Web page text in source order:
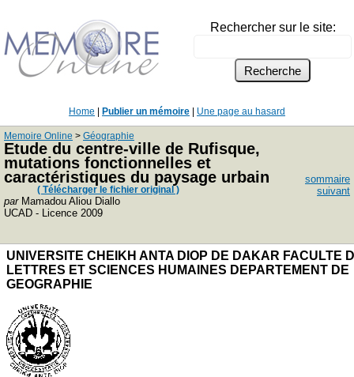
Rechercher sur le site:
Home Publier un mémoire Une page au hasard
Memoire Online > Géographie
Etude du centre-ville de Rufisque,
mutations fonctionnelles et
caractéristiques du paysage urbain
( Télécharger le fichier original )
parMamadou Aliou Diallo
UCAD - Licence 2009
sommaire
suivant
UNIVERSITE CHEIKH ANTA DIOP DE DAKAR FACULTE
LETTRES ET SCIENCES HUMAINES DEPARTEMENT DE
GEOGRAPHIE